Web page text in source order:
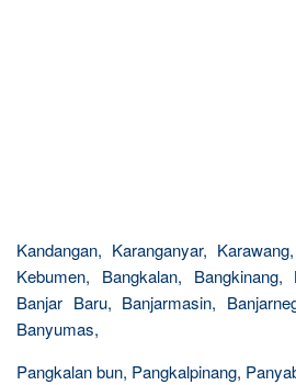
Kandangan, Karanganyar,
Kebumen, Bangkalan,
Banjar Baru, Banjarmasin,
Banyumas,
Pangkalan bun, Pangkalpinang,